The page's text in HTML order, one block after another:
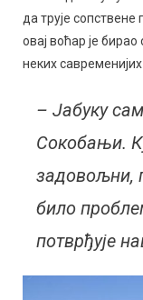
да трује сопствене
овај воћар је
неких савременијих
– Јабуку
Сокобањи.
задовољни,
било
потврђује